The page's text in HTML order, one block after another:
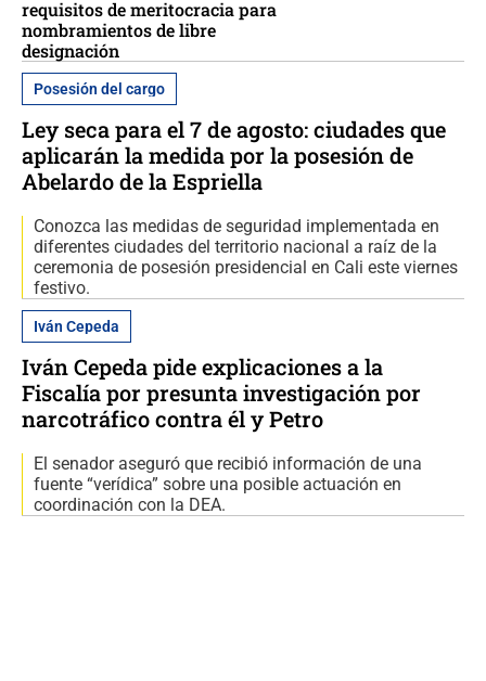
requisitos de meritocracia para
nombramientos de libre
designación
Posesión del cargo
Ley seca para el 7 de agosto: ciudades que
aplicarán la medida por la posesión de
Abelardo de la Espriella
Conozca las medidas de seguridad implementada en
diferentes ciudades del territorio nacional a raíz de la
ceremonia de posesión presidencial en Cali este viernes
festivo.
Iván Cepeda
Iván Cepeda pide explicaciones a la
Fiscalía por presunta investigación por
narcotráfico contra él y Petro
El senador aseguró que recibió información de una
fuente “verídica” sobre una posible actuación en
coordinación con la DEA.